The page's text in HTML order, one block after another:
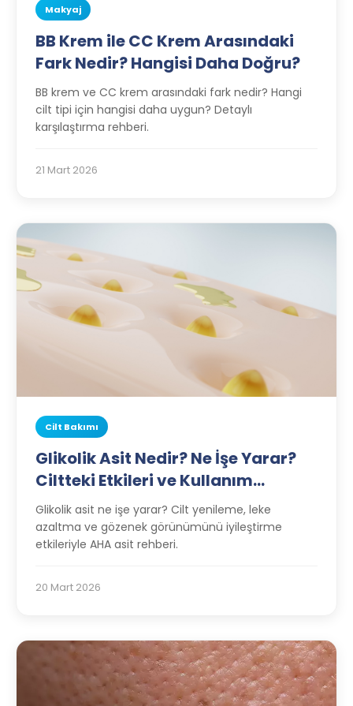
Makyaj
BB Krem ile CC Krem Arasındaki
Fark Nedir? Hangisi Daha Doğru?
BB krem ve CC krem arasındaki fark nedir? Hangi
cilt tipi için hangisi daha uygun? Detaylı
karşılaştırma rehberi.
21 Mart 2026
Cilt Bakımı
Glikolik Asit Nedir? Ne İşe Yarar?
Ciltteki Etkileri ve Kullanım
Rehberi
Glikolik asit ne işe yarar? Cilt yenileme, leke
azaltma ve gözenek görünümünü iyileştirme
etkileriyle AHA asit rehberi.
20 Mart 2026